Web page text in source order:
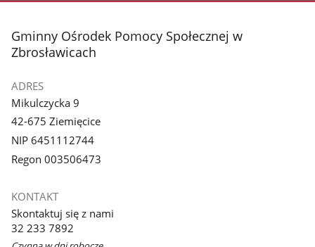
stopka
Gminny Ośrodek Pomocy Społecznej w
Zbrosławicach
ADRES
Mikulczycka 9
42-675 Ziemięcice
NIP 6451112744
Regon 003506473
KONTAKT
Skontaktuj się z nami
32 233 7892